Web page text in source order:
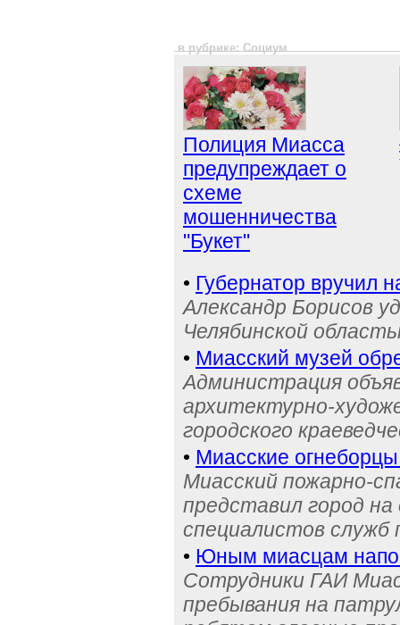
в рубрике: Социум
Полиция Миасса
предупреждает о
схеме
мошенничества
"Букет"
• Губернатор вручил
Александр Борисов
Челябинской
• Миасский музей
Администрация
архитектурно-
городского
• Миасские
Миасский пожарно-
представил город
специалистов
• Юным миасцам
Сотрудники ГАИ
пребывания на